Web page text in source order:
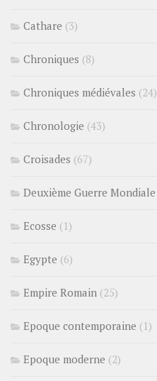
Cathare (3)
Chroniques (8)
Chroniques médiévales (24)
Chronologie (43)
Croisades (67)
Deuxième Guerre Mondiale
Ecosse (1)
Egypte (6)
Empire Romain (25)
Epoque contemporaine (1)
Epoque moderne (2)